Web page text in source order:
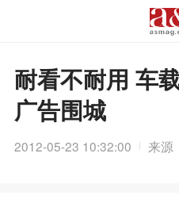
耐看不耐用 车
广告围城
2012-05-23 10:32:00 来源